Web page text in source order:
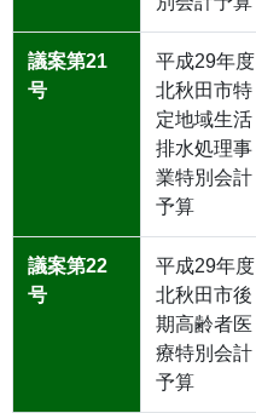
議案第21
号
平成29年度
北秋田市特
定地域生活
排水処理事
業特別会計
予算
議案第22
号
平成29年度
北秋田市後
期高齢者医
療特別会計
予算